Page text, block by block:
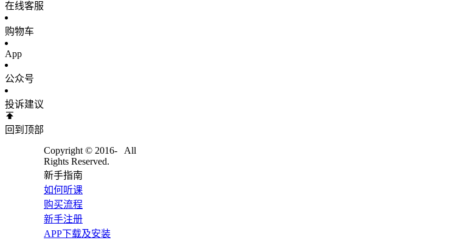
在线客服
购物车
App
公众号
投诉建议
回到顶部
Copyright © 2016-
All
Rights Reserved.
新手指南
如何听课
购买流程
新手注册
APP下载及安装